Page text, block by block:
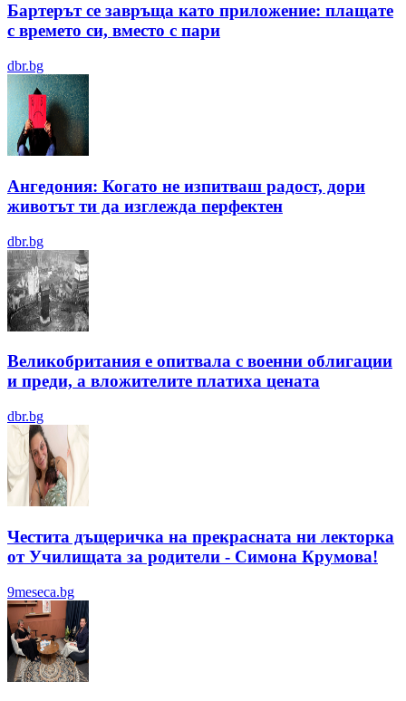
Бартерът се завръща като приложение: плащате
с времето си, вместо с пари
dbr.bg
Ангедония: Когато не изпитваш радост, дори
животът ти да изглежда перфектен
dbr.bg
Великобритания е опитвала с военни облигации
и преди, а вложителите платиха цената
dbr.bg
Честита дъщеричка на прекрасната ни лекторка
от Училищата за родители - Симона Крумова!
9meseca.bg